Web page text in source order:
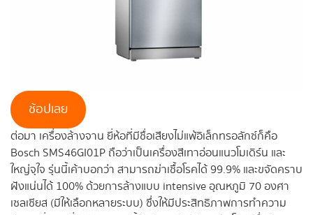
ช้อปเลย
ต่อมา เครื่องล้างจาน ยี่ห้อที่มีชื่อเสียงไม่แพ้อิเล็กทรอลักซ์ก็คือ
Bosch SMS46GI01P ถือว่าเป็นเครื่องสีเทาอ่อนแนวโมเดิร์น และ
ใหญ่จุใจ รุ่นนี้เค้าบอกว่า สามารถฆ่าเชื้อโรคได้ 99.9% และขจัดคราบ
ฝังแน่นได้ 100% ด้วยการล้างแบบ intensive อุณหภูมิ 70 องศา
เซลเซียส (มีให้เลือกหลายระบบ) ซึ่งให้มีประสิทธิภาพการทำความ